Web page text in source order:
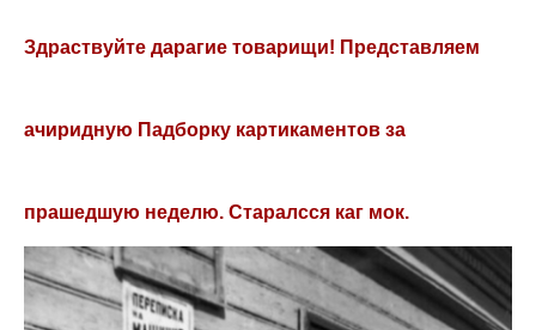
Здраствуйте дарагие товарищи! Представляем
ачиридную Падборку картикаментов за
прашедшую неделю. Старалсся каг мок.